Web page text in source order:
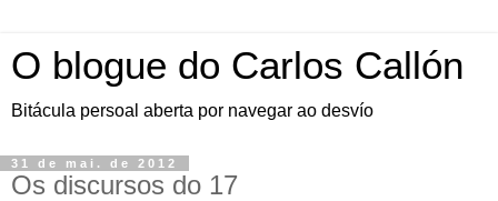
O blogue do Carlos Callón
Bitácula persoal aberta por navegar ao desvío
31 de mai. de 2012
Os discursos do 17